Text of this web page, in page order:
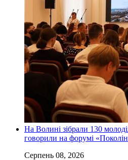
На Волині зібрали 130
говорили на форумі
Серпень 08, 2026